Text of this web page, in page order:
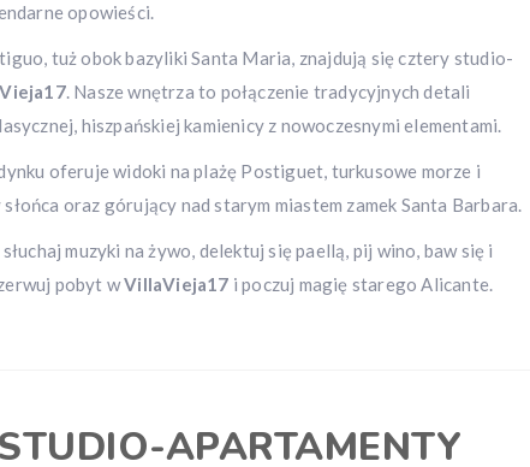
opowieści.
tuż obok bazyliki Santa Maria, znajdują się cztery studio-
. Nasze wnętrza to połączenie tradycyjnych detali
hiszpańskiej kamienicy z nowoczesnymi elementami.
oferuje widoki na plażę Postiguet, turkusowe morze i
oraz górujący nad starym miastem zamek Santa Barbara.
słuchaj muzyki na żywo, delektuj się paellą, pij wino, baw się i
pobyt wVillaVieja17 i poczuj magię starego Alicante.
APARTAMENTY